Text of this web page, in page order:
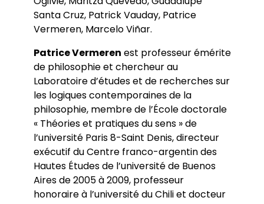
Santa Cruz, Patrick Vauday, Patrice
Vermeren, Marcelo Viñar.
Patrice Vermeren est professeur émérite
de philosophie et chercheur au
Laboratoire d’études et de recherches sur
les logiques contemporaines de la
philosophie, membre de l’École doctorale
« Théories et pratiques du sens » de
l’université Paris 8-Saint Denis, directeur
exécutif du Centre franco-argentin des
Hautes Études de l’université de Buenos
Aires de 2005 à 2009, professeur
honoraire à l’université du Chili et docteur